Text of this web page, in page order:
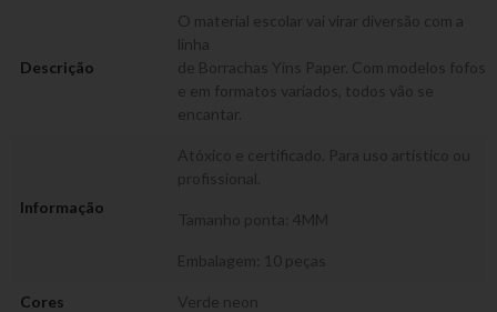
Descrição
O material escolar vai virar diversão com a
linha
de Borrachas Yins Paper. Com modelos fofos
e em formatos variados, todos vão se
encantar.
Informação
Atóxico e certificado. Para uso artístico ou
profissional.
Tamanho ponta: 4MM
Embalagem: 10 peças
Cores Verde neon